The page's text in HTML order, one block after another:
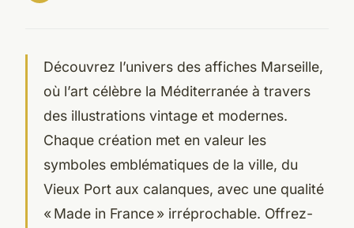
Découvrez l’univers des affiches Marseille,
où l’art célèbre la Méditerranée à travers
des illustrations vintage et modernes.
Chaque création met en valeur les
symboles emblématiques de la ville, du
Vieux Port aux calanques, avec une qualité
« Made in France » irréprochable. Offrez-